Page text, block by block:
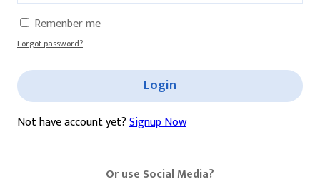
Remenber me
Forgot password?
Login
Not have account yet?Signup Now
Or use Social Media?